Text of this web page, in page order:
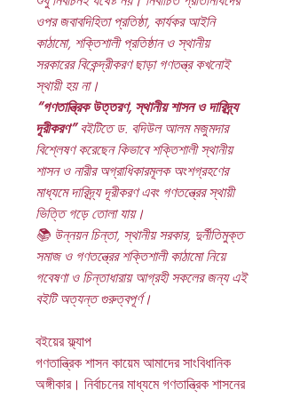
ওপর জবাবদিহিতা প্রতিষ্ঠা, কার্যকর আইনি
কাঠামো, শক্তিশালী প্রতিষ্ঠান ও স্থানীয়
সরকারের বিকেন্দ্রীকরণ ছাড়া গণতন্ত্র কখনোই
স্থায়ী হয় না।
“গণতান্ত্রিক উত্তরণ, স্থানীয় শাসন ও দারিদ্র্য
দূরীকরণ”বইটিতে ড. বদিউল আলম মজুমদার
বিশ্লেষণ করেছেন কিভাবে শক্তিশালী স্থানীয়
শাসন ও নারীর অগ্রাধিকারমূলক অংশগ্রহণের
মাধ্যমে দারিদ্র্য দূরীকরণ এবং গণতন্ত্রের স্থায়ী
ভিত্তি গড়ে তোলা যায়।
📚 উন্নয়ন চিন্তা, স্থানীয় সরকার, দুর্নীতিমুক্ত
সমাজ ও গণতন্ত্রের শক্তিশালী কাঠামো নিয়ে
গবেষণা ও চিন্তাধারায় আগ্রহী সকলের জন্য এই
বইটি অত্যন্ত গুরুত্বপূর্ণ।
বইয়ের ফ্ল্যাপ
গণতান্ত্রিক শাসন কায়েম আমাদের সাংবিধানিক
অঙ্গীকার। নির্বাচনের মাধ্যমে গণতান্ত্রিক শাসনের